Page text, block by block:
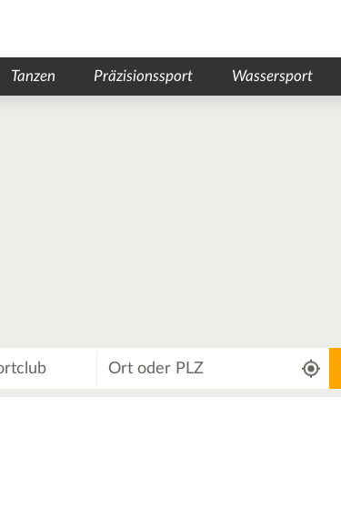
Tanzen Präzisionssport Wassersport